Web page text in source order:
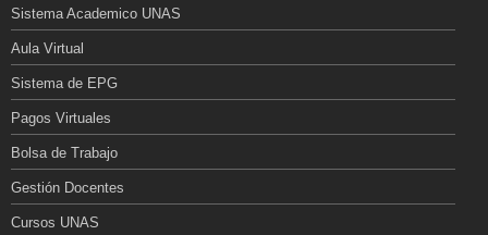
Sistema Academico UNAS
Aula Virtual
Sistema de EPG
Pagos Virtuales
Bolsa de Trabajo
Gestión Docentes
Cursos UNAS